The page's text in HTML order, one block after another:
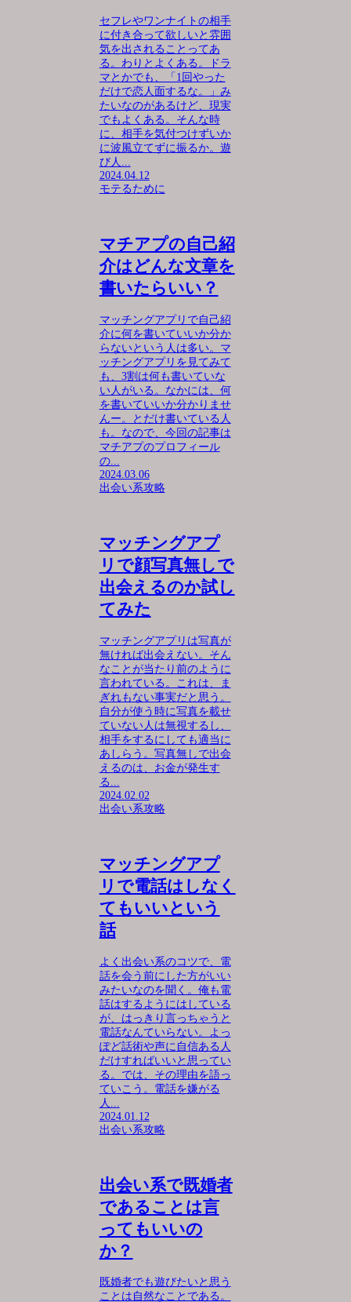
セフレやワンナイトの相手
に付き合って欲しいと雰囲
気を出されることってあ
る。わりとよくある。ドラ
マとかでも、「1回やった
だけで恋人面するな。」み
たいなのがあるけど、現実
でもよくある。そんな時
に、相手を気付つけずいか
に波風立てずに振るか。遊
び人...
2024.04.12
モテるために
マチアプの自己紹
介はどんな文章を
書いたらいい？
マッチングアプリで自己紹
介に何を書いていいか分か
らないという人は多い。マ
ッチングアプリを見てみて
も、3割は何も書いていな
い人がいる。なかには、何
を書いていいか分かりませ
んー。とだけ書いている人
も。なので、今回の記事は
マチアプのプロフィール
の...
2024.03.06
出会い系攻略
マッチングアプ
リで顔写真無しで
出会えるのか試し
てみた
マッチングアプリは写真が
無ければ出会えない。そん
なことが当たり前のように
言われている。これは、ま
ぎれもない事実だと思う。
自分が使う時に写真を載せ
ていない人は無視するし、
相手をするにしても適当に
あしらう。写真無しで出会
えるのは、お金が発生す
る...
2024.02.02
出会い系攻略
マッチングアプ
リで電話はしなく
てもいいという
話
よく出会い系のコツで、電
話を会う前にした方がいい
みたいなのを聞く。俺も電
話はするようにはしている
が、はっきり言っちゃうと
電話なんていらない。よっ
ぽど話術や声に自信ある人
だけすればいいと思ってい
る。では、その理由を語っ
ていこう。電話を嫌がる
人...
2024.01.12
出会い系攻略
出会い系で既婚者
であることは言
ってもいいの
か？
既婚者でも遊びたいと思う
ことは自然なことである。